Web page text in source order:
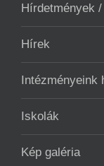
Hírdetmények
Hírek
Intézményeink
Iskolák
Kép galéria